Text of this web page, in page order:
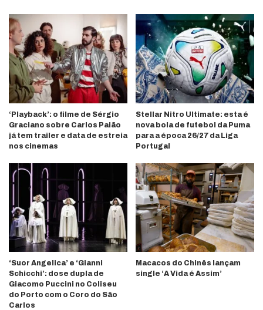
‘Playback’: o filme de Sérgio
Graciano sobre Carlos Paião
já tem trailer e data de estreia
nos cinemas
Stellar Nitro Ultimate: esta é
nova bola de futebol da Puma
para a época 26/27 da Liga
Portugal
‘Suor Angelica’ e ‘Gianni
Schicchi’: dose dupla de
Giacomo Puccini no Coliseu
do Porto com o Coro do São
Carlos
Macacos do Chinês lançam
single ‘A Vida é Assim’